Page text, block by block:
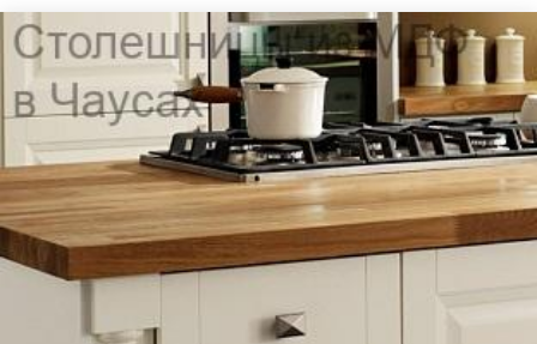
регионам
Чериков Костюковичи
Даю согласие на обработку персональных данных